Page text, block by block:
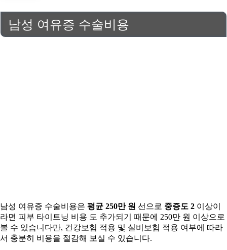
남성 여유증 수술비용
남성 여유증 수술비용은 평균 250만 원 선으로 중증도 2 이상이
라면 피부 타이트닝 비용 도 추가되기 때문에 250만 원 이상으로
볼 수 있습니다만, 건강보험 적용 및 실비보험 적용 여부에 따라
서 충분히 비용을 절감해 보실 수 있습니다.